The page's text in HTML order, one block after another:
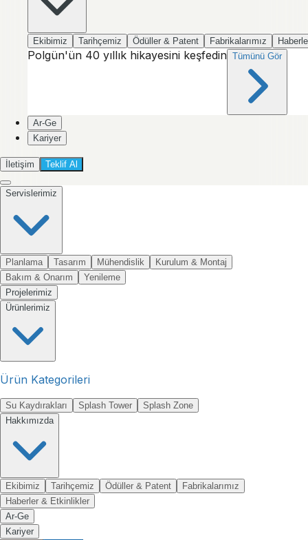
Ekibimiz Tarihçemiz Ödüller & Patent Fabrikalarımız
Polgün'ün 40 yıllık hikayesini keşfedin Tümünü Gör
Ar-Ge
Kariyer
İletişim Teklif Al
Servislerimiz
Planlama Tasarım Mühendislik
Kurulum & Montaj
Bakım & Onarım
Yenileme
Projelerimiz
Ürünlerimiz
Ürün Kategorileri
Su Kaydırakları Splash Tower
Splash Zone
Hakkımızda
Ekibimiz Tarihçemiz Ödüller & Patent
Fabrikalarımız
Haberler & Etkinlikler
Ar-Ge
Kariyer